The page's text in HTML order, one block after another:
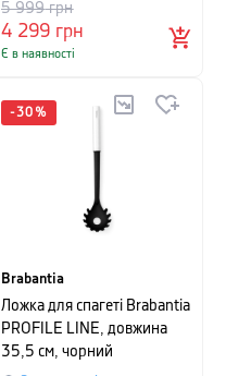
4 299 грн
5 999грн
Є в наявності
-30 %
Brabantia
Ложка для спагеті Brabantia
PROFILE LINE, довжина
35,5 см, чорний